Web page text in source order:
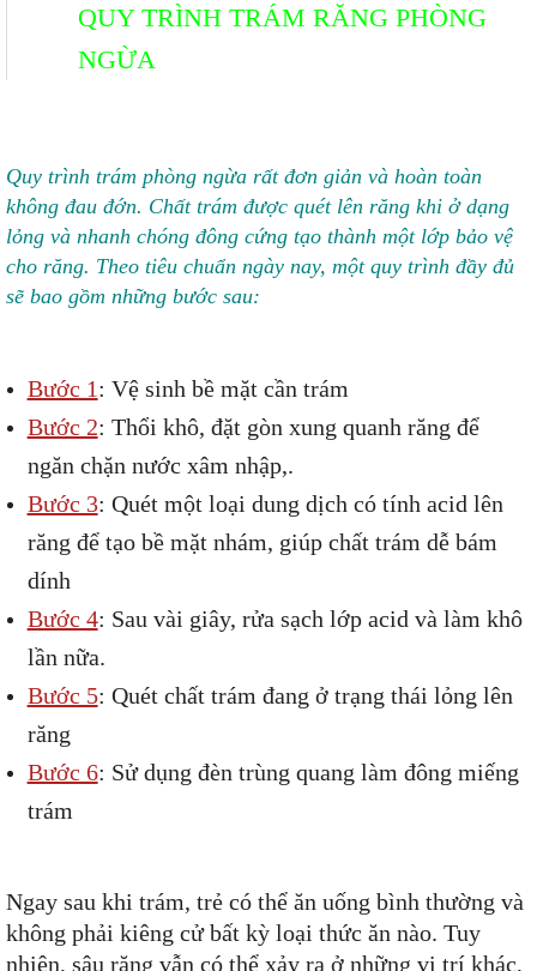
QUY TRÌNH TRÁM RĂNG PHÒNG
NGỪA
Quy trình trám phòng ngừa rất đơn giản và hoàn toàn
không đau đớn. Chất trám được quét lên răng khi ở dạng
lỏng và nhanh chóng đông cứng tạo thành một lớp bảo vệ
cho răng. Theo tiêu chuẩn ngày nay, một quy trình đầy đủ
sẽ bao gồm những bước sau:
Bước 1: Vệ sinh bề mặt cần trám
Bước 2: Thổi khô, đặt gòn xung quanh răng để
ngăn chặn nước xâm nhập,.
Bước 3: Quét một loại dung dịch có tính acid lên
răng để tạo bề mặt nhám, giúp chất trám dễ bám
dính
Bước 4: Sau vài giây, rửa sạch lớp acid và làm khô
lần nữa.
Bước 5: Quét chất trám đang ở trạng thái lỏng lên
răng
Bước 6: Sử dụng đèn trùng quang làm đông miếng
trám
Ngay sau khi trám, trẻ có thể ăn uống bình thường và
không phải kiêng cử bất kỳ loại thức ăn nào. Tuy
nhiên, sâu răng vẫn có thể xảy ra ở những vị trí khác,